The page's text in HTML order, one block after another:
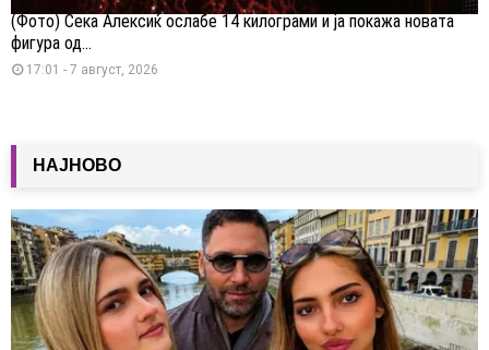
(Фото) Сека Алексиќ ослабе 14 килограми и ја покажа новата
фигура од...
17:01 - 7 август, 2026
НАЈНОВО